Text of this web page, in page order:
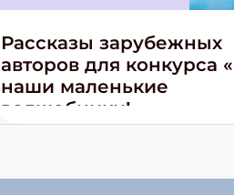
Рассказы зарубежных
авторов для конкурса
наши маленькие
волшебники!»